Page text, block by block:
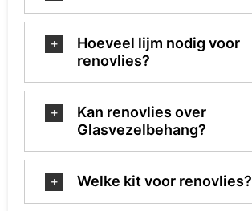
Hoeveel lijm nodig voor
renovlies?
Kan renovlies over
Glasvezelbehang?
Welke kit voor renovlies?